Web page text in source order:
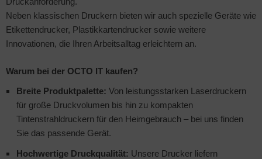
Neben klassischen Druckern bieten wir auch spezielle Geräte wie
Etikettendrucker, Plastikkartendrucker sowie weitere
Innovationen, die Ihren Arbeitsalltag erleichtern an.
Warum bei der OCTO IT kaufen?
Breite Produktpalette: Von leistungsstarken Laserdruckern
für große Druckvolumen bis hin zu kompakten
Tintenstrahldruckern für den Heimgebrauch – bei uns finden
Sie das passende Gerät.
Hochwertige Druckqualität: Unsere Drucker liefern
& Video
und Navigation
Zubehör
Zubehör
CD/DVD/BluRay
Netzwerkgeräte
& Tragebehältnisse
Hub
CD-/DVD-Rohlinge
Tinten Minen